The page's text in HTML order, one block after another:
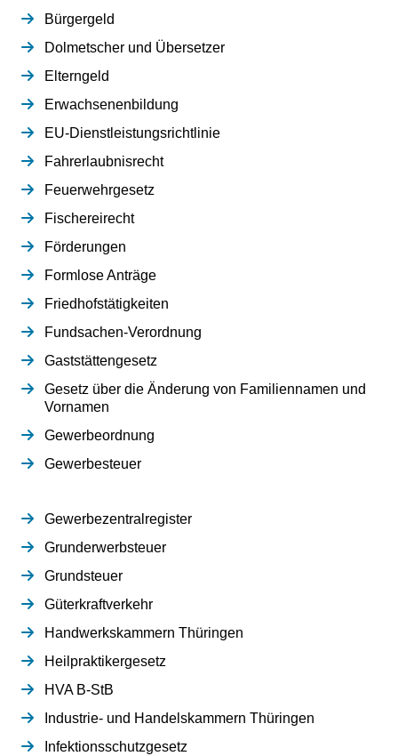
Bürgergeld
Dolmetscher und Übersetzer
Elterngeld
Erwachsenenbildung
EU-Dienstleistungsrichtlinie
Fahrerlaubnisrecht
Feuerwehrgesetz
Fischereirecht
Förderungen
Formlose Anträge
Friedhofstätigkeiten
Fundsachen-Verordnung
Gaststättengesetz
Gesetz über die Änderung von Familiennamen und
Vornamen
Gewerbeordnung
Gewerbesteuer
Gewerbezentralregister
Grunderwerbsteuer
Grundsteuer
Güterkraftverkehr
Handwerkskammern Thüringen
Heilpraktikergesetz
HVA B-StB
Industrie- und Handelskammern Thüringen
Infektionsschutzgesetz